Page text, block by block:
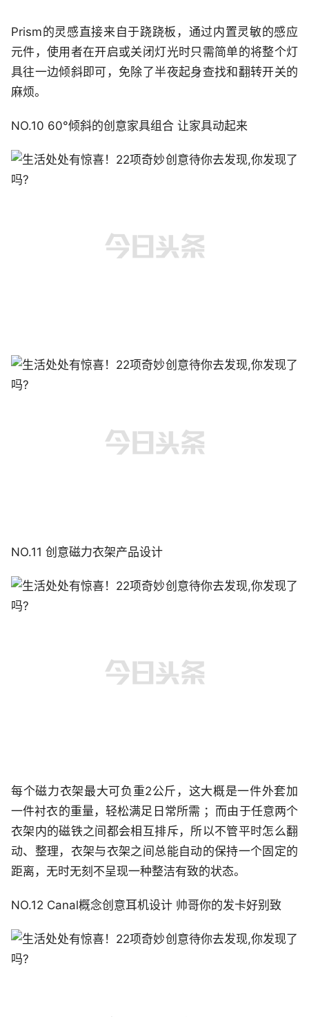
Prism的灵感直接来自于跷跷板，通过内置灵敏的感应
元件，使用者在开启或关闭灯光时只需简单的将整个灯
具往一边倾斜即可，免除了半夜起身查找和翻转开关的
麻烦。
NO.10 60°倾斜的创意家具组合 让家具动起来
NO.11 创意磁力衣架产品设计
每个磁力衣架最大可负重2公斤，这大概是一件外套加
一件衬衣的重量，轻松满足日常所需 ；而由于任意两个
衣架内的磁铁之间都会相互排斥，所以不管平时怎么翻
动、整理，衣架与衣架之间总能自动的保持一个固定的
距离，无时无刻不呈现一种整洁有致的状态。
NO.12 Canal概念创意耳机设计 帅哥你的发卡好别致